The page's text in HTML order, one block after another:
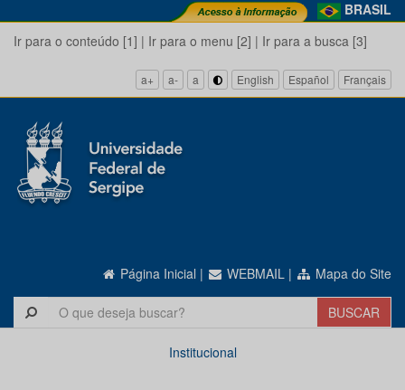
BRASIL
Ir para o conteúdo [1] | Ir para o menu [2] | Ir para a busca [3]
a+ a- a English Español Français
Página Inicial | WEBMAIL | Mapa do Site
Institucional